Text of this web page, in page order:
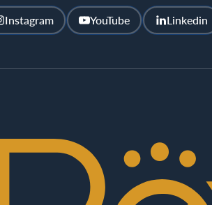
Instagram YouTube Linkedin